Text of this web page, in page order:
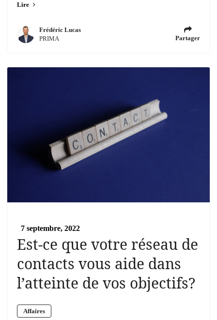
Lire
Frédéric Lucas
PRIMA
Partager
7 septembre, 2022
Est-ce que votre réseau de
contacts vous aide dans
l’atteinte de vos objectifs?
Affaires